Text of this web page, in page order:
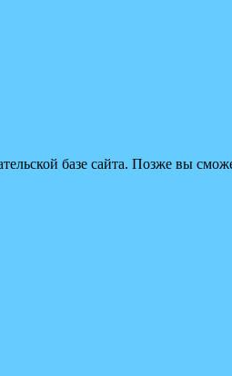
базе сайта. Позже вы